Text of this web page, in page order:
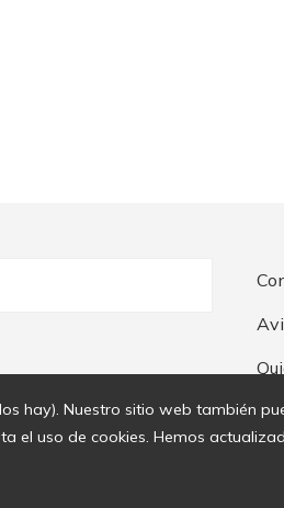
hay). Nuestro sitio web también
el uso de cookies. Hemos